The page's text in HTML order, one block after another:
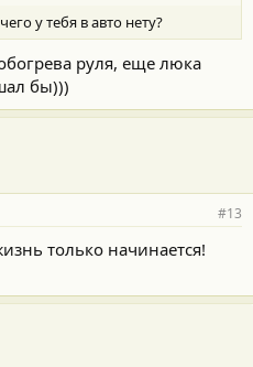
у тебя в авто нету?
руля, еще люка
бы)))
#13
только начинается!